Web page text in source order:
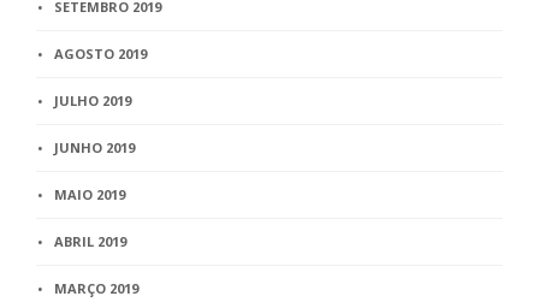
SETEMBRO 2019
AGOSTO 2019
JULHO 2019
JUNHO 2019
MAIO 2019
ABRIL 2019
MARÇO 2019